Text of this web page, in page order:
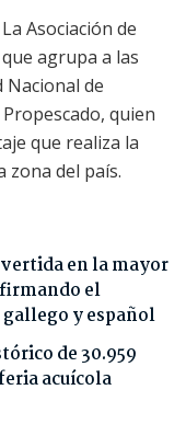
La Asociación de
agrupa a las
Nacional de
quien
que realiza la
zona del país.
en la mayor
el
y español
de 30.959
acuícola